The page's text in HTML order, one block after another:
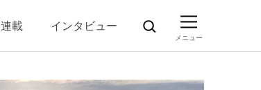
連載 インタビュー